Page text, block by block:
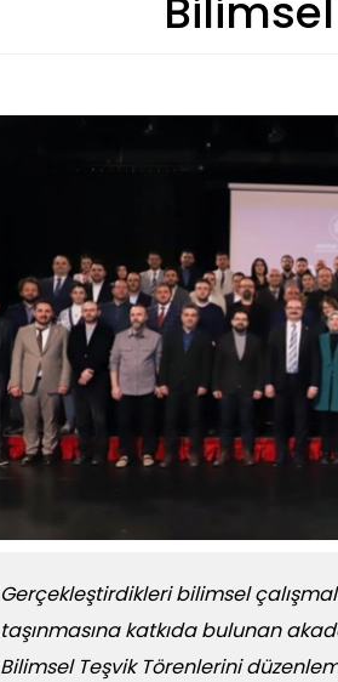
Gerçekleştirdikleri bilimsel
taşınmasına katkıda bulunan
Bilimsel Teşvik Törenlerini